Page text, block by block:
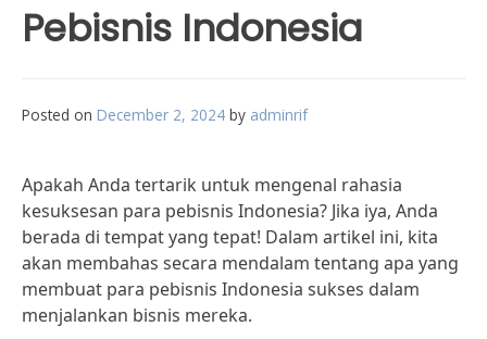
Pebisnis Indonesia
Posted on December 2, 2024 by adminrif
Apakah Anda tertarik untuk mengenal rahasia
kesuksesan para pebisnis Indonesia? Jika iya, Anda
berada di tempat yang tepat! Dalam artikel ini, kita
akan membahas secara mendalam tentang apa yang
membuat para pebisnis Indonesia sukses dalam
menjalankan bisnis mereka.